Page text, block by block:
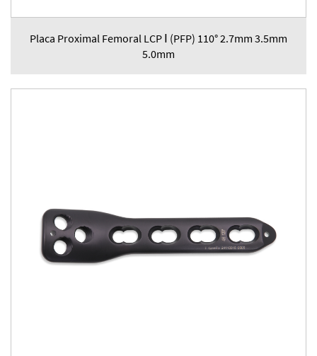
Placa Proximal Femoral LCP Ⅰ (PFP) 110° 2.7mm 3.5mm
5.0mm